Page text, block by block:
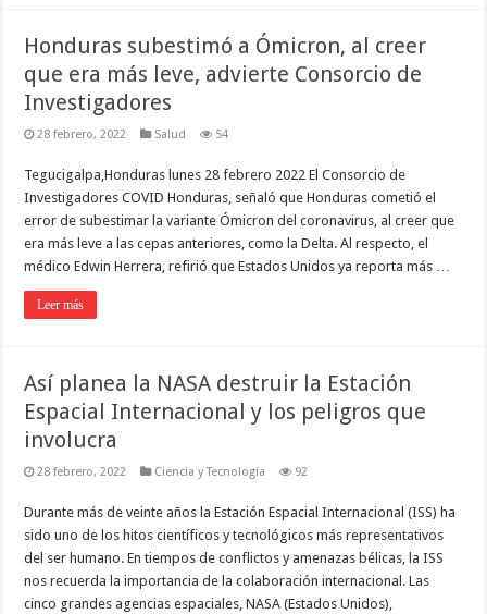
Honduras subestimó a Ómicron, al creer
que era más leve, advierte Consorcio de
Investigadores
28 febrero, 2022 Salud 54
Tegucigalpa,Honduras lunes 28 febrero 2022 El Consorcio de
Investigadores COVID Honduras, señaló que Honduras cometió el
error de subestimar la variante Ómicron del coronavirus, al creer que
era más leve a las cepas anteriores, como la Delta. Al respecto, el
médico Edwin Herrera, refirió que Estados Unidos ya reporta más …
Leer más
Así planea la NASA destruir la Estación
Espacial Internacional y los peligros que
involucra
28 febrero, 2022 Ciencia y Tecnología 92
Durante más de veinte años la Estación Espacial Internacional (ISS) ha
sido uno de los hitos científicos y tecnológicos más representativos
del ser humano. En tiempos de conflictos y amenazas bélicas, la ISS
nos recuerda la importancia de la colaboración internacional. Las
cinco grandes agencias espaciales, NASA (Estados Unidos),